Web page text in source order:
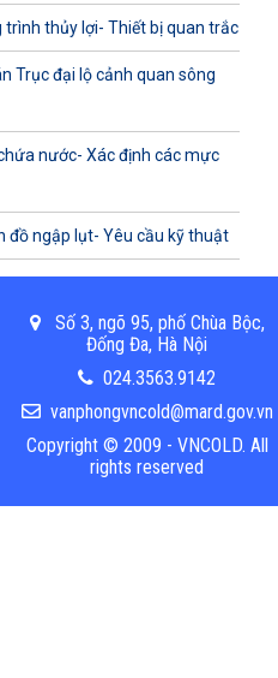
trình thủy lợi- Thiết bị quan trắc
Trục đại lộ cảnh quan sông
nước- Xác định các mực
đồ ngập lụt- Yêu cầu kỹ thuật
Số 3, ngõ 95, phố Chùa Bộc,
Đống Đa, Hà Nội
024.3563.9142
vanphongvncold@mard.gov.vn
Copyright © 2009 - VNCOLD. All
rights reserved